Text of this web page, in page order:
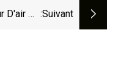
De :suivant